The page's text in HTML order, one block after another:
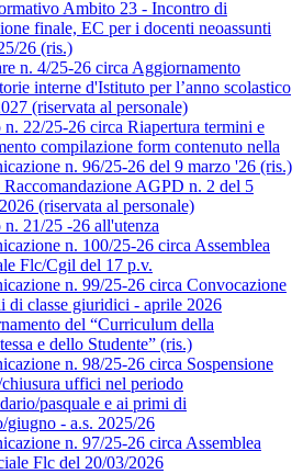
Ambito 23 - Incontro di
finale, EC per i docenti neoassunti
26 (ris.)
n. 4/25-26 circa Aggiornamento
interne d'Istituto per l’anno scolastico
(riservata al personale)
22/25-26 circa Riapertura termini e
compilazione form contenuto nella
n. 96/25-26 del 9 marzo '26 (ris.)
AGPD n. 2 del 5
(riservata al personale)
21/25 -26 all'utenza
n. 100/25-26 circa Assemblea
Flc/Cgil del 17 p.v.
n. 99/25-26 circa Convocazione
di classe giuridici - aprile 2026
del “Curriculum della
e dello Studente” (ris.)
n. 98/25-26 circa Sospensione
uffici nel periodo
pasquale e ai primi di
giugno - a.s. 2025/26
n. 97/25-26 circa Assemblea
Flc del 20/03/2026